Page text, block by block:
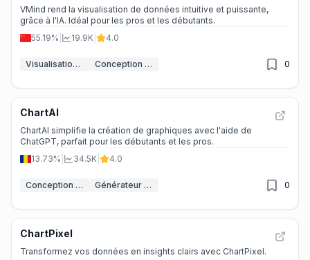
VMind rend la visualisation de données intuitive et puissante,
grâce à l'IA. Idéal pour les pros et les débutants.
55.19%
19.9K 4.0
Visualisation de données Conception de graphiques IA 0
ChartAI
ChartAI simplifie la création de graphiques avec l'aide de
ChatGPT, parfait pour les débutants et les pros.
13.73%
34.5K 4.0
Conception de graphiques IA Générateur de diagrammes IA 0
ChartPixel
Transformez vos données en insights clairs avec ChartPixel.